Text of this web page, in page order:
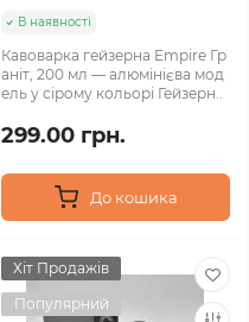
В наявності
Кавоварка гейзерна Empire Гр
аніт, 200 мл — алюмінієва мод
ель у сірому кольорі Гейзерн..
299.00 грн.
До кошика
Хіт Продажів
Популярний